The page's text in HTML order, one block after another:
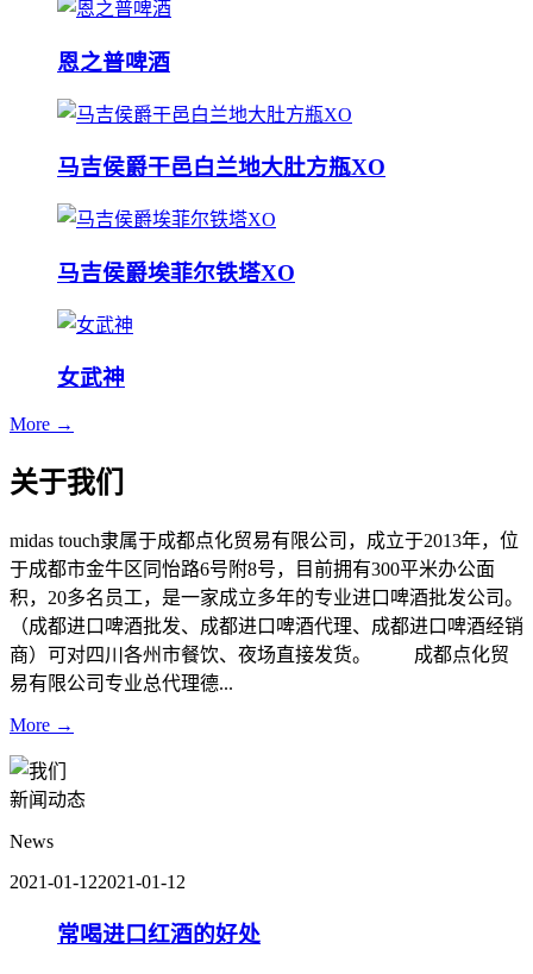
恩之普啤酒
马吉侯爵干邑白兰地大肚方瓶XO
马吉侯爵埃菲尔铁塔XO
女武神
More →
关于我们
midas touch隶属于成都点化贸易有限公司，成立于2013年，位
于成都市金牛区同怡路6号附8号，目前拥有300平米办公面
积，20多名员工，是一家成立多年的专业进口啤酒批发公司。
（成都进口啤酒批发、成都进口啤酒代理、成都进口啤酒经销
商）可对四川各州市餐饮、夜场直接发货。 成都点化贸
易有限公司专业总代理德...
More →
新闻动态
News
2021-01-122021-01-12
常喝进口红酒的好处